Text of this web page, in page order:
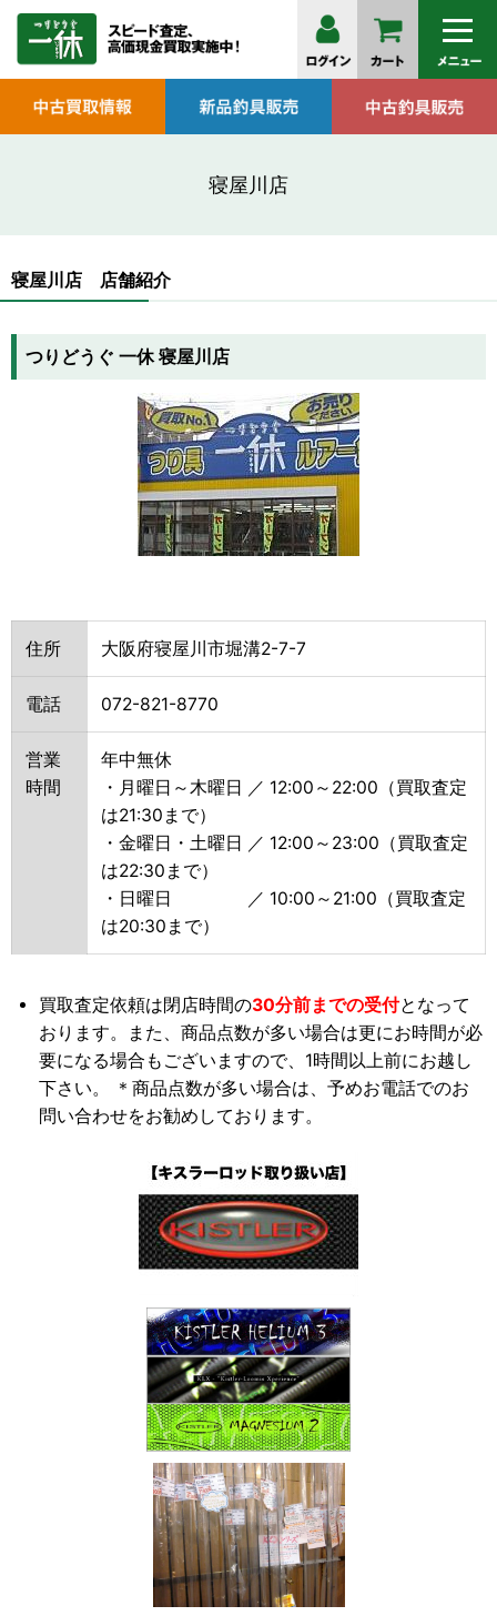
寝屋川店
寝屋川店 店舗紹介
つりどうぐ 一休 寝屋川店
住所 大阪府寝屋川市堀溝2-7-7
電話 072-821-8770
営業
時間
年中無休
・月曜日～木曜日 ／ 12:00～22:00（買取査定
は21:30まで）
・金曜日・土曜日 ／ 12:00～23:00（買取査定
は22:30まで）
・日曜日 ／ 10:00～21:00（買取査定
は20:30まで）
買取査定依頼は閉店時間の30分前までの受付となって
おります。また、商品点数が多い場合は更にお時間が必
要になる場合もございますので、1時間以上前にお越し
下さい。 ＊商品点数が多い場合は、予めお電話でのお
問い合わせをお勧めしております。